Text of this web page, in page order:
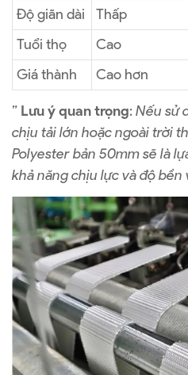
Độ giãn dài Thấp
Tuổi thọ
Cao
Giá thành
Cao hơn
” Lưu ý quan trọng:Nếu sử
chịu tải lớn hoặc ngoài trời
Polyester bản 50mm sẽ là
khả năng chịu lực và độ bền